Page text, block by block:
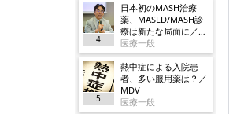
4
日本初のMASH治療
薬、MASLD/MASH診
療は新たな局面に／ノ
ボ
医療一般
5
熱中症による入院患
者、多い服用薬は？／
MDV
医療一般